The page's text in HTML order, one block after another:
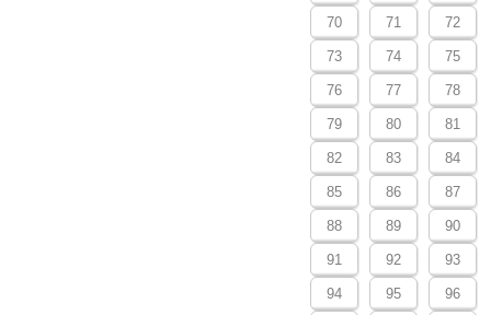
70 71 72
73 74 75
76 77 78
79 80 81
82 83 84
85 86 87
88 89 90
91 92 93
94 95 96